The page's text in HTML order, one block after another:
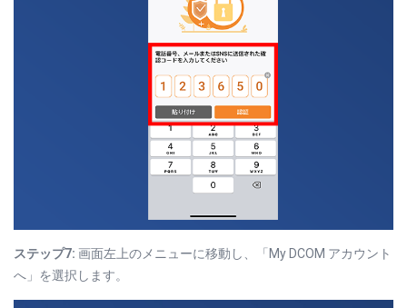
ステップ7: 画面左上のメニューに移動し、「My DCOM アカウント
へ」を選択します。